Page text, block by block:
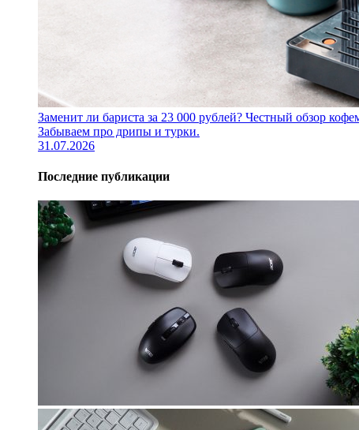
Заменит ли бариста за 23 000 рублей? Честный обзор
Забываем про дрипы и турки.
31.07.2026
Последние публикации